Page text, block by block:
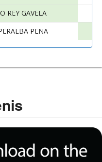
REY GAVELA
PENA